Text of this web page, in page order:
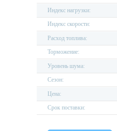
Индекс нагрузки:
Индекс скорости:
Расход топлива:
Торможение:
Уровень шума:
Сезон:
Цена:
Срок поставки: